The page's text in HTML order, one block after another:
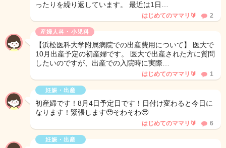
ったりを繰り返しています。 最近は1日…
はじめてのママリ🔰 2
産婦人科・小児科
【浜松医科大学附属病院での出産費用について】 医大で
10月出産予定の初産婦です。 医大で出産された方に質問
したいのですが、出産での入院時に実際…
はじめてのママリ🔰 1
妊娠・出産
初産婦です！8月4日予定日です！日付け変わると今日に
なります！緊張します🥹そわそわ🥹
はじめてのママリ🔰 6
妊娠・出産